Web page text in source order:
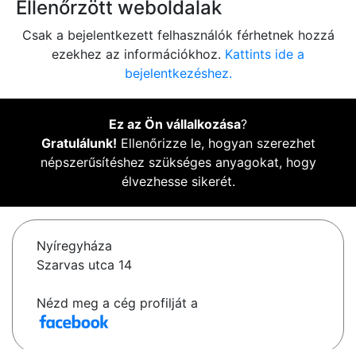
Ellenőrzött weboldalak
Csak a bejelentkezett felhasználók férhetnek hozzá
ezekhez az információkhoz. Kattints ide a
bejelentkezéshez.
Ez az Ön vállalkozása?
Gratulálunk! Ellenőrizze le, hogyan szerezhet
népszerűsítéshez szükséges anyagokat, hogy
élvezhesse sikerét.
Nyíregyháza
Szarvas utca 14
Nézd meg a cég profilját a